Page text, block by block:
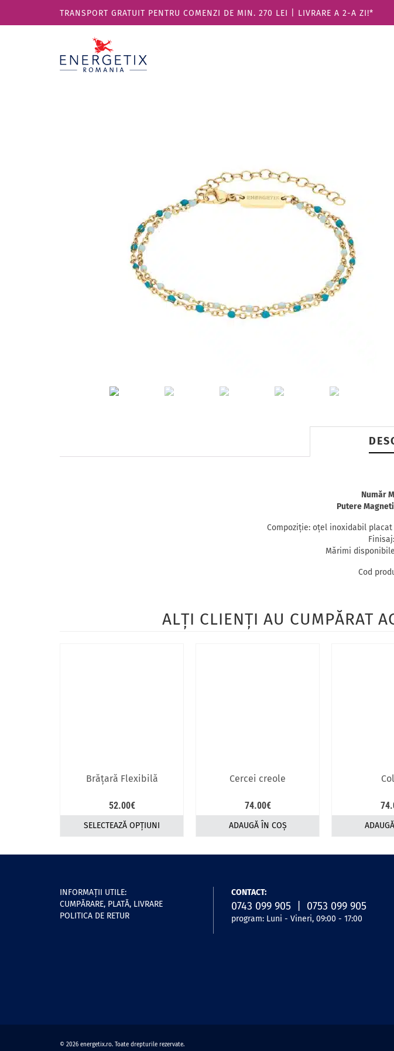
TRANSPORT GRATUIT PENTRU COMENZI DE MIN. 270 LEI | LIVRARE A 2-A ZI!*
Număr
Putere
Compoziţie: oţel inoxidabil
Mărimi
Cod
ALŢI CLIENŢI AU CUMPĂRAT
Brăţară Flexibilă
52.00€
SELECTEAZĂ OPȚIUNI
produs
multe
variații.
Opțiunile
Cercei creole
74.00€
ADAUGĂ ÎN COȘ
INFORMAŢII UTILE:
CUMPĂRARE, PLATĂ, LIVRARE
POLITICA DE RETUR
CONTACT:
0743 099 905 | 0753 099 905
program: Luni - Vineri, 09:00 - 17:00
© 2026 energetix.ro. Toate drepturile rezervate.